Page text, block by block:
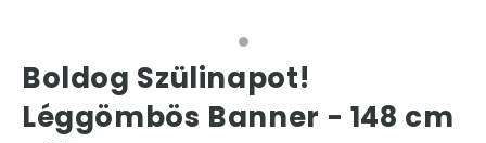
Boldog Szülinapot!
Léggömbös Banner - 148 cm